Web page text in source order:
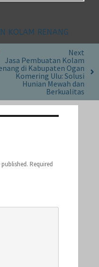
KOLAM RENANG
Next
Jasa Pembuatan Kolam
di Kabupaten Ogan
Komering Ulu: Solusi
Hunian Mewah dan
Berkualitas
Required